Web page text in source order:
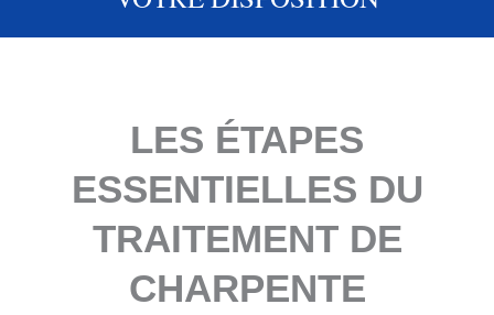
LES ÉTAPES
ESSENTIELLES DU
TRAITEMENT DE
CHARPENTE